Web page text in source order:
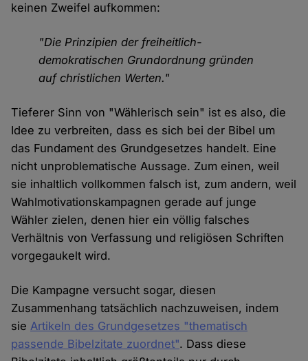
keinen Zweifel aufkommen:
"Die Prinzipien der freiheitlich-
demokratischen Grundordnung gründen
auf christlichen Werten."
Tieferer Sinn von "Wählerisch sein" ist es also, die
Idee zu verbreiten, dass es sich bei der Bibel um
das Fundament des Grundgesetzes handelt. Eine
nicht unproblematische Aussage. Zum einen, weil
sie inhaltlich vollkommen falsch ist, zum andern, weil
Wahlmotivationskampagnen gerade auf junge
Wähler zielen, denen hier ein völlig falsches
Verhältnis von Verfassung und religiösen Schriften
vorgegaukelt wird.
Die Kampagne versucht sogar, diesen
Zusammenhang tatsächlich nachzuweisen, indem
sieArtikeln des Grundgesetzes "thematisch
passende Bibelzitate zuordnet". Dass diese